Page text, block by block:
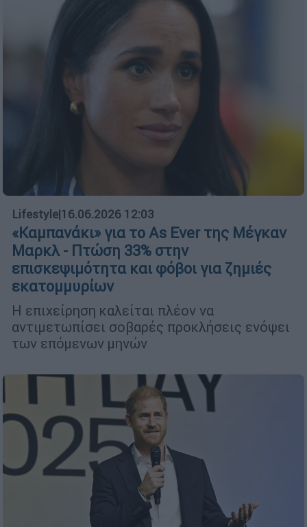
Lifestyle|16.06.2026 12:03
«Καμπανάκι» για το As Ever της Μέγκαν
Μαρκλ - Πτώση 33% στην
επισκεψιμότητα και φόβοι για ζημιές
εκατομμυρίων
Η επιχείρηση καλείται πλέον να
αντιμετωπίσει σοβαρές προκλήσεις ενόψει
των επόμενων μηνών